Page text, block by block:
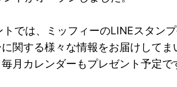
では、ミッフィーのLINEスタン
関する様々な情報をお届けしてま
月カレンダーもプレゼント予定で